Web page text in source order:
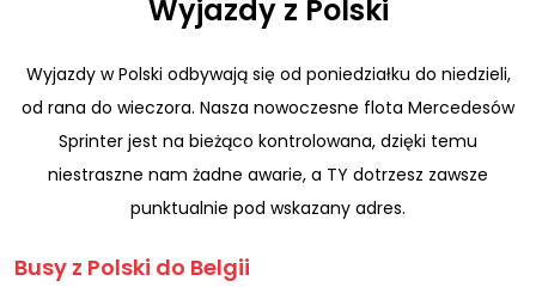
Wyjazdy z Polski
Wyjazdy w Polski odbywają się od poniedziałku do niedzieli,
od rana do wieczora. Nasza nowoczesne flota Mercedesów
Sprinter jest na bieżąco kontrolowana, dzięki temu
niestraszne nam żadne awarie, a TY dotrzesz zawsze
punktualnie pod wskazany adres.
Busy z Polski do Belgii